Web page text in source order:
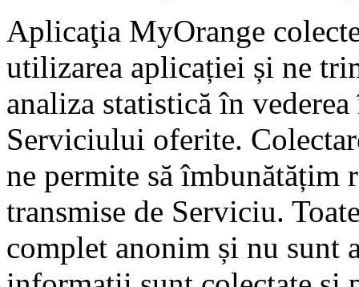
Aplicaţia MyOrange
utilizarea aplicației și ne
analiza statistică în
Serviciului oferite.
ne permite să îmbunătățim
transmise de Serviciu.
complet anonim și nu sunt